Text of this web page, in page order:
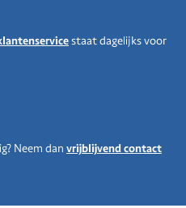
staat dagelijks voor
Neem dan vrijblijvend contact